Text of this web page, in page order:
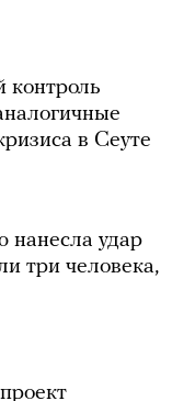
контроль
в Сеуте
нанесла удар
три человека,